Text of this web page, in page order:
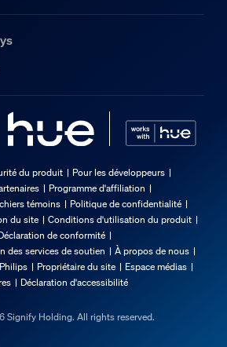
du produit
Pour les développeurs
Programme d'affiliation
témoins
Politique de confidentialité
du site
Conditions d'utilisation du produit
de conformité
des services de soutien
À propos de nous
Propriétaire du site
Espace médias
Déclaration d'accessibilité
Signify Holding. All rights reserved.